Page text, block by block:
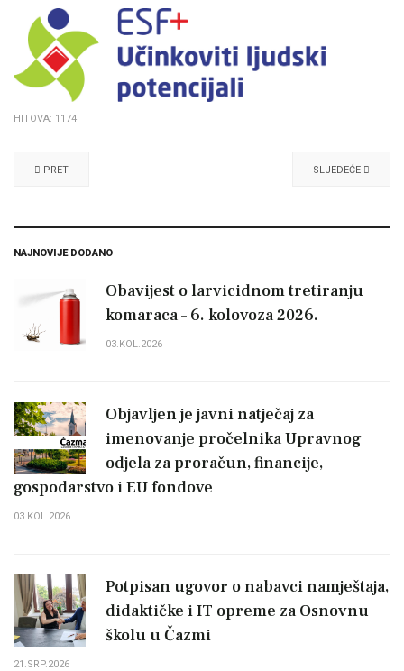
HITOVA: 1174
PRET SLJEDEĆE
NAJNOVIJE DODANO
Obavijest o larvicidnom tretiranju
komaraca – 6. kolovoza 2026.
03.KOL.2026
Objavljen je javni natječaj za
imenovanje pročelnika Upravnog
odjela za proračun, financije,
gospodarstvo i EU fondove
03.KOL.2026
Potpisan ugovor o nabavci namještaja,
didaktičke i IT opreme za Osnovnu
školu u Čazmi
21.SRP.2026